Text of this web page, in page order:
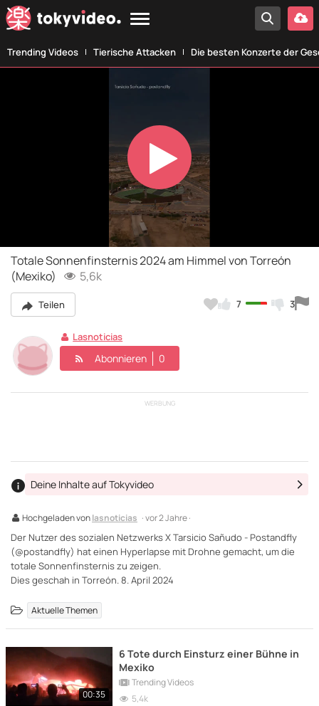
Trending Videos Tierische Attacken Die besten Konzerte der
Play
Video
Totale Sonnenfinsternis 2024 am Himmel von Torreón
(Mexiko)
5,6k
Teilen 7 3
Lasnoticias
Abonnieren 0
WERBUNG
Hochgeladen vonlasnoticias · vor 2 Jahre ·
Deine Inhalte auf Tokyvideo
Der Nutzer des sozialen Netzwerks X Tarsicio Sañudo - Postandfly
(@postandfly) hat einen Hyperlapse mit Drohne gemacht, um die
totale Sonnenfinsternis zu zeigen.
Dies geschah in Torreón. 8. April 2024
Aktuelle Themen
00:35
6 Tote durch Einsturz einer Bühne in
Mexiko
Trending Videos
5,4k